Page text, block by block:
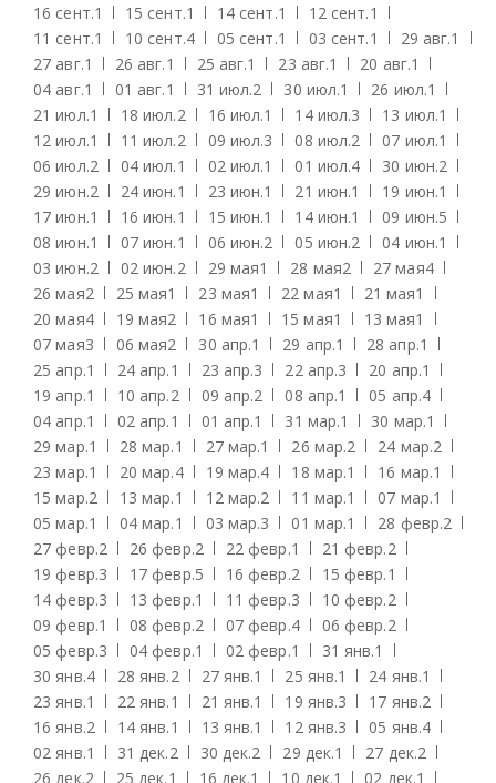
16 сент.1 15 сент.1 14 сент.1 12 сент.1
11 сент.1 10 сент.4 05 сент.1 03 сент.1 29 авг.1
27 авг.1 26 авг.1 25 авг.1 23 авг.1 20 авг.1
04 авг.1 01 авг.1 31 июл.2 30 июл.1 26 июл.1
21 июл.1 18 июл.2 16 июл.1 14 июл.3 13 июл.1
12 июл.1 11 июл.2 09 июл.3 08 июл.2 07 июл.1
06 июл.2 04 июл.1 02 июл.1 01 июл.4 30 июн.2
29 июн.2 24 июн.1 23 июн.1 21 июн.1 19 июн.1
17 июн.1 16 июн.1 15 июн.1 14 июн.1 09 июн.5
08 июн.1 07 июн.1 06 июн.2 05 июн.2 04 июн.1
03 июн.2 02 июн.2 29 мая1 28 мая2 27 мая4
26 мая2 25 мая1 23 мая1 22 мая1 21 мая1
20 мая4 19 мая2 16 мая1 15 мая1 13 мая1
07 мая3 06 мая2 30 апр.1 29 апр.1 28 апр.1
25 апр.1 24 апр.1 23 апр.3 22 апр.3 20 апр.1
19 апр.1 10 апр.2 09 апр.2 08 апр.1 05 апр.4
04 апр.1 02 апр.1 01 апр.1 31 мар.1 30 мар.1
29 мар.1 28 мар.1 27 мар.1 26 мар.2 24 мар.2
23 мар.1 20 мар.4 19 мар.4 18 мар.1 16 мар.1
15 мар.2 13 мар.1 12 мар.2 11 мар.1 07 мар.1
05 мар.1 04 мар.1 03 мар.3 01 мар.1 28 февр.2
27 февр.2 26 февр.2 22 февр.1 21 февр.2
19 февр.3 17 февр.5 16 февр.2 15 февр.1
14 февр.3 13 февр.1 11 февр.3 10 февр.2
09 февр.1 08 февр.2 07 февр.4 06 февр.2
05 февр.3 04 февр.1 02 февр.1 31 янв.1
30 янв.4 28 янв.2 27 янв.1 25 янв.1 24 янв.1
23 янв.1 22 янв.1 21 янв.1 19 янв.3 17 янв.2
16 янв.2 14 янв.1 13 янв.1 12 янв.3 05 янв.4
02 янв.1 31 дек.2 30 дек.2 29 дек.1 27 дек.2
26 дек.2 25 дек.1 16 дек.1 10 дек.1 02 дек.1